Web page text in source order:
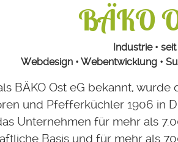
BÄKO
Industrie •
Webdesign • Webentwicklung •
BÄKO Ost eG bekannt,
und Pfefferküchler 1906 in
Unternehmen für mehr als
Basis und für mehr als